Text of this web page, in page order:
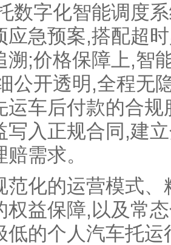
数字化智能调度
应急预案,搭配超
溯;价格保障上,智
公开透明,全程无
运车后付款的合
写入正规合同,建
需求。
的运营模式、
权益保障,以及常
低的个人汽车托